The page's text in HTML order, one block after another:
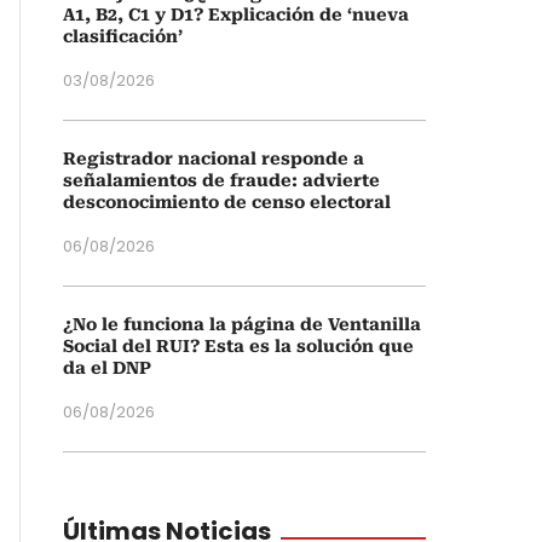
A1, B2, C1 y D1? Explicación de ‘nueva
clasificación’
03/08/2026
Registrador nacional responde a
señalamientos de fraude: advierte
desconocimiento de censo electoral
06/08/2026
¿No le funciona la página de Ventanilla
Social del RUI? Esta es la solución que
da el DNP
06/08/2026
Últimas Noticias